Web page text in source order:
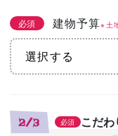
必須 建物予算※土
2/3 必須 こだわ